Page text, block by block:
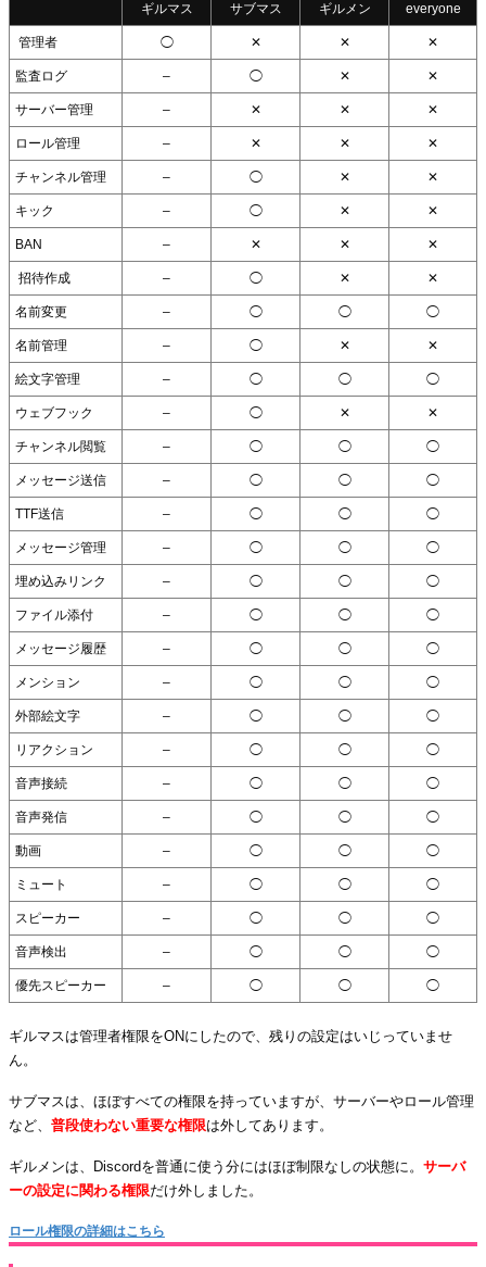
ギルマス サブマス ギルメン everyone
管理者 ◯ ✕ ✕ ✕
監査ログ – ◯ ✕ ✕
サーバー管理 – ✕ ✕ ✕
ロール管理 – ✕ ✕ ✕
チャンネル管理 – ◯ ✕ ✕
キック – ◯ ✕ ✕
BAN – ✕ ✕ ✕
招待作成 – ◯ ✕ ✕
名前変更 – ◯ ◯ ◯
名前管理 – ◯ ✕ ✕
絵文字管理 – ◯ ◯ ◯
ウェブフック – ◯ ✕ ✕
チャンネル閲覧 – ◯ ◯ ◯
メッセージ送信 – ◯ ◯ ◯
TTF送信 – ◯ ◯ ◯
メッセージ管理 – ◯ ◯ ◯
埋め込みリンク – ◯ ◯ ◯
ファイル添付 – ◯ ◯ ◯
メッセージ履歴 – ◯ ◯ ◯
メンション – ◯ ◯ ◯
外部絵文字 – ◯ ◯ ◯
リアクション – ◯ ◯ ◯
音声接続 – ◯ ◯ ◯
音声発信 – ◯ ◯ ◯
動画 – ◯ ◯ ◯
ミュート – ◯ ◯ ◯
スピーカー – ◯ ◯ ◯
音声検出 – ◯ ◯ ◯
優先スピーカー – ◯ ◯ ◯
ギルマスは管理者権限をONにしたので、残りの設定はいじっていませ
ん。
サブマスは、ほぼすべての権限を持っていますが、サーバーやロール管理
など、 普段使わない重要な権限は外してあります。
ギルメンは、Discordを普通に使う分にはほぼ制限なしの状態に。 サーバ
ーの設定に関わる権限だけ外しました。
ロール権限の詳細はこちら